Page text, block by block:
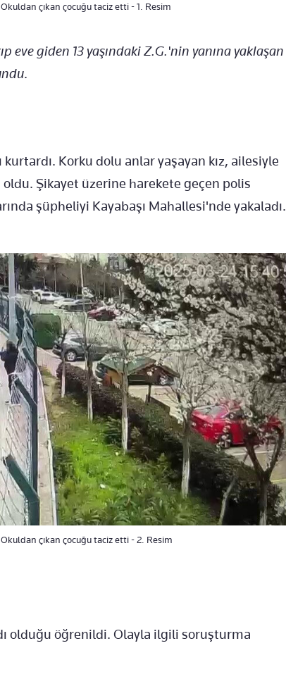
çıkan çocuğu taciz etti - 1. Resim
eve giden 13 yaşındaki Z.G.'nin yanına yaklaşan
.
Korku dolu anlar yaşayan kız, ailesiyle
Şikayet üzerine harekete geçen polis
şüpheliyi Kayabaşı Mahallesi'nde yakaladı.
çıkan çocuğu taciz etti - 2. Resim
olduğu öğrenildi. Olayla ilgili soruşturma